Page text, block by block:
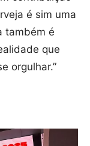
é sim uma
também é
que
orgulhar.”